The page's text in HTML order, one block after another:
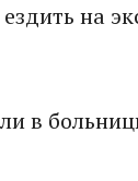
на
в